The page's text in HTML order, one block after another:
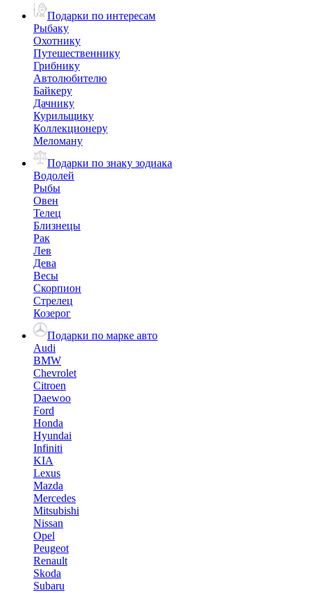
Подарки по интересам
Рыбаку
Охотнику
Путешественнику
Грибнику
Автолюбителю
Байкеру
Дачнику
Курильщику
Коллекционеру
Меломану
Подарки по знаку зодиака
Водолей
Рыбы
Овен
Телец
Близнецы
Рак
Лев
Дева
Весы
Скорпион
Стрелец
Козерог
Подарки по марке авто
Audi
BMW
Chevrolet
Citroen
Daewoo
Ford
Honda
Hyundai
Infiniti
KIA
Lexus
Mazda
Mercedes
Mitsubishi
Nissan
Opel
Peugeot
Renault
Skoda
Subaru